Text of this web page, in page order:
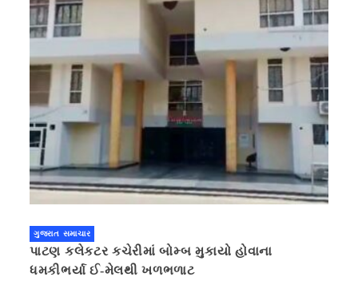
ગુજરાત સમાચાર
પાટણ કલેકટર કચેરીમાં બોમ્બ મુકાયો હોવાના
ધમકીભર્યા ઈ-મેલથી ખળભળાટ